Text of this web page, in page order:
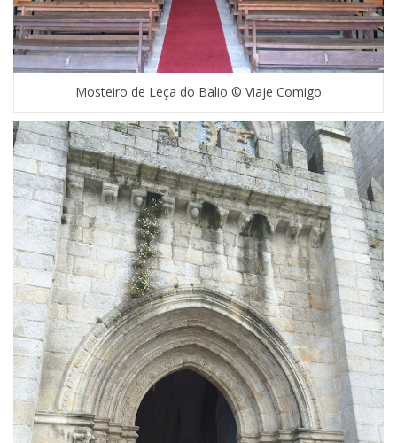
Mosteiro de Leça do Balio © Viaje Comigo